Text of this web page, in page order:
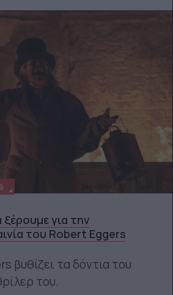
για την
του Robert Eggers
βυθίζει τα δόντια του
του.